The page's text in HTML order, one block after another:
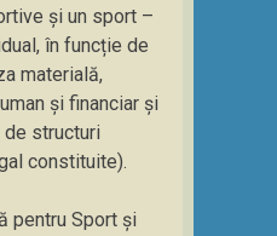
și un sport –
în funcție de
materială,
și financiar și
de structuri
constituite).
pentru Sport și